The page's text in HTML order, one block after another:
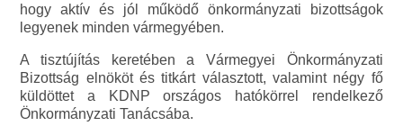
hogy aktív és jól működő önkormányzati bizottságok
legyenek minden vármegyében.
A tisztújítás keretében a Vármegyei Önkormányzati
Bizottság elnököt és titkárt választott, valamint négy fő
küldöttet a KDNP országos hatókörrel rendelkező
Önkormányzati Tanácsába.